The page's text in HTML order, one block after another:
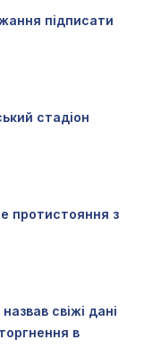
підписати
стадіон
протистояння з
свіжі дані
в